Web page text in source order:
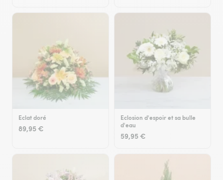
Eclat doré
89,95 €
Eclosion d'espoir et sa bulle
d'eau
59,95 €